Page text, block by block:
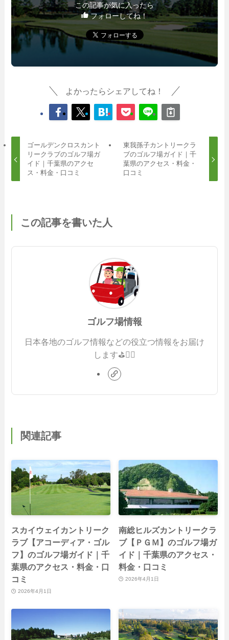
この記事が気に入ったら
フォローしてね！
よかったらシェアしてね！
ゴールデンクロスカント
リークラブのゴルフ場ガ
イド｜千葉県のアクセ
ス・料金・口コミ
東我孫子カントリークラ
ブのゴルフ場ガイド｜千
葉県のアクセス・料金・
口コミ
この記事を書いた人
ゴルフ場情報
日本各地のゴルフ情報などの役立つ情報をお届け
します⛳️🏌️‍♂️
関連記事
スカイウェイカントリーク
ラブ【アコーディア・ゴル
フ】のゴルフ場ガイド｜千
葉県のアクセス・料金・口
コミ
2026年4月1日
南総ヒルズカントリークラ
ブ【ＰＧＭ】のゴルフ場ガ
イド｜千葉県のアクセス・
料金・口コミ
2026年4月1日